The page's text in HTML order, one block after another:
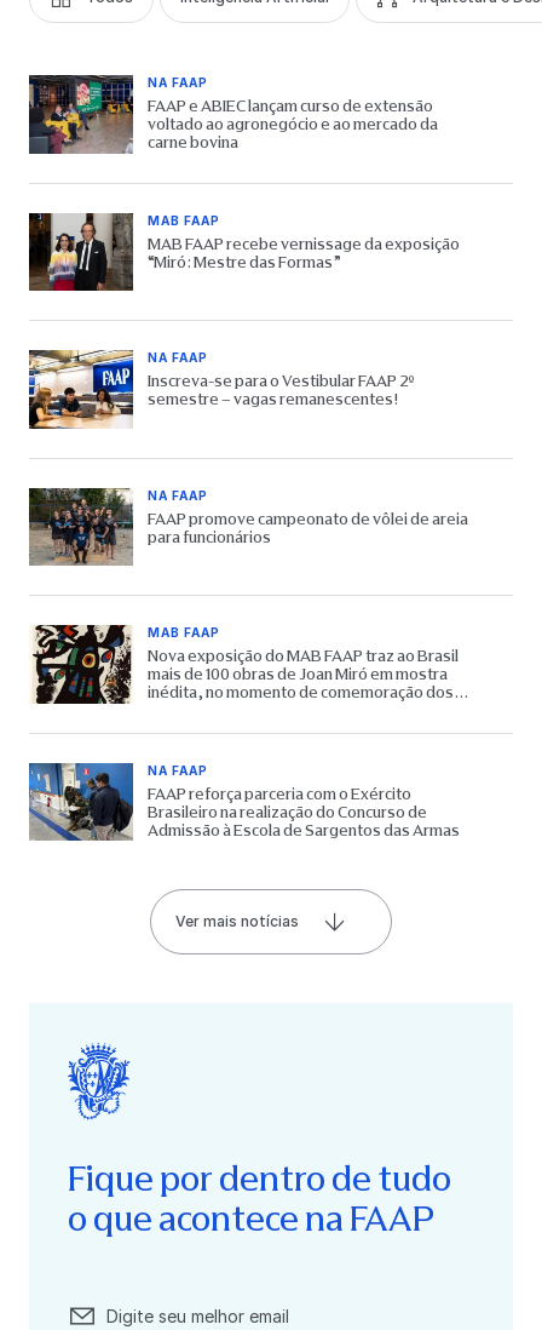
NA FAAP
FAAP e ABIEC lançam curso de extensão
voltado ao agronegócio e ao mercado da
carne bovina
MAB FAAP
MAB FAAP recebe vernissage da exposição
“Miró: Mestre das Formas”
NA FAAP
Inscreva-se para o Vestibular FAAP 2º
semestre – vagas remanescentes!
NA FAAP
FAAP promove campeonato de vôlei de areia
para funcionários
MAB FAAP
Nova exposição do MAB FAAP traz ao Brasil
mais de 100 obras de Joan Miró em mostra
inédita, no momento de comemoração dos
NA FAAP
FAAP reforça parceria com o Exército
Brasileiro na realização do Concurso de
Admissão à Escola de Sargentos das Armas
Ver mais notícias
Fique por dentro de tudo
o que acontece na FAAP